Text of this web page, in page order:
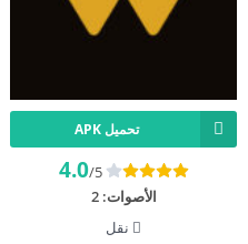
تحميل APK
4.0/5
الأصوات:2
نقل